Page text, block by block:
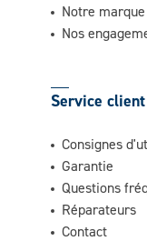
Notre marque
Nos
Service client
Consignes
Garantie
Questions
Réparateurs
Contact